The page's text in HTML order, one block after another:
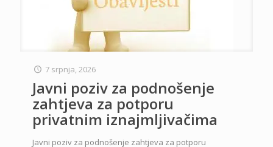
7 srpnja, 2026
Javni poziv za podnošenje
zahtjeva za potporu
privatnim iznajmljivačima
Javni poziv za podnošenje zahtjeva za potporu